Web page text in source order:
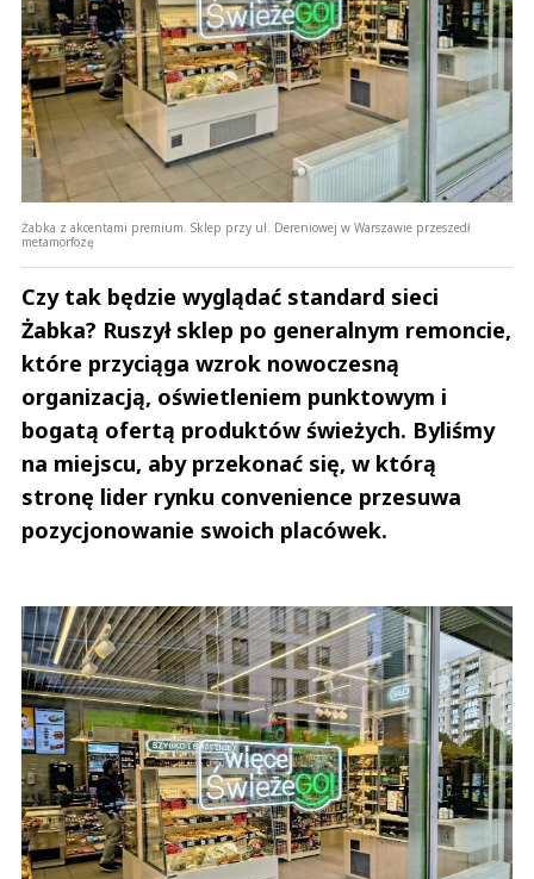
Żabka z akcentami premium. Sklep przy ul. Dereniowej w Warszawie przeszedł
metamorfozę
Czy tak będzie wyglądać standard sieci
Żabka? Ruszył sklep po generalnym remoncie,
które przyciąga wzrok nowoczesną
organizacją, oświetleniem punktowym i
bogatą ofertą produktów świeżych. Byliśmy
na miejscu, aby przekonać się, w którą
stronę lider rynku convenience przesuwa
pozycjonowanie swoich placówek.